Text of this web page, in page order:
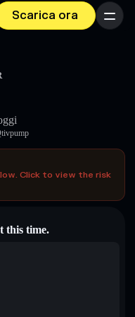
Scarica ora Menu
Click to view the risk
this time.